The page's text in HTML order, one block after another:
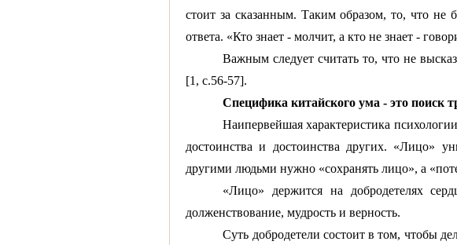
стоит за сказанным. Таким образом, то, что не
ответа. «Кто знает - молчит, а кто не знает -
Важным следует считать то, что не
[1, с.56-57].
Специфика китайского ума - это поиск
Наипервейшая характеристика
достоинства и достоинства других. «Лицо»
другими людьми нужно «сохранять лицо», а
«Лицо» держится на добродетелях
долженствование, мудрость и верность.
Суть добродетели состоит в том, чтобы